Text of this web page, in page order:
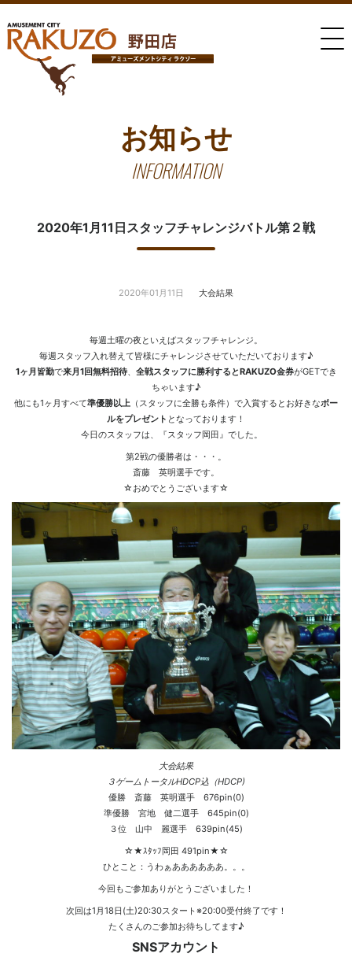
お知らせ
INFORMATION
2020年1月11日スタッフチャレンジバトル第２戦
2020年01月11日 大会結果
毎週土曜の夜といえばスタッフチャレンジ。
毎週スタッフ入れ替えて皆様にチャレンジさせていただいております♪
1ヶ月皆勤で来月1回無料招待、 全戦スタッフに勝利するとRAKUZO金券がGETでき
ちゃいます♪
他にも1ヶ月すべて準優勝以上 （スタッフに全勝も条件）で入賞するとお好きなボー
ルをプレゼント となっております！
今日のスタッフは、『スタッフ岡田』でした。
第2戦の優勝者は・・・。
斎藤 英明選手です。
☆おめでとうございます☆
大会結果
３ゲームトータルHDCP込（HDCP)
優勝 斎藤 英明選手 676pin(0)
準優勝 宮地 健二選手 645pin(0)
３位 山中 麗選手 639pin(45)
☆★ｽﾀｯﾌ岡田 491pin★☆
ひとこと：うわぁああああああ。。。
今回もご参加ありがとうございました！
次回は1月18日(土)20:30スタート※20:00受付終了です！
たくさんのご参加お待ちしてます♪
SNSアカウント